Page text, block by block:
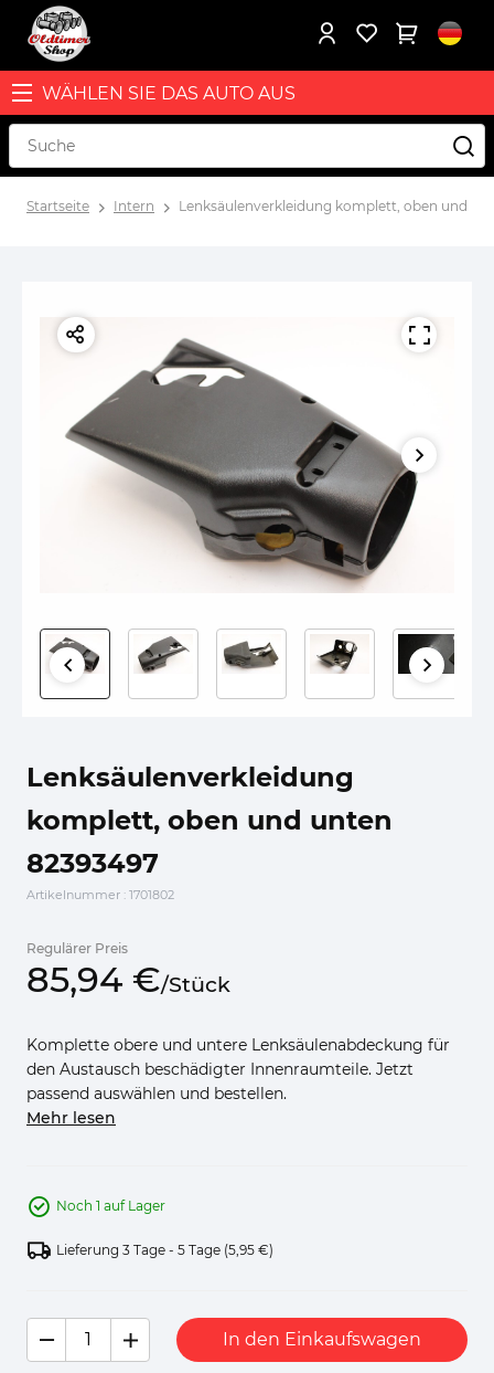
WÄHLEN SIE DAS AUTO AUS
Startseite Intern Lenksäulenverkleidung komplett, oben und
Lenksäulenverkleidung
komplett, oben und unten
82393497
Artikelnummer : 1701802
Regulärer Preis
85,94 €/Stück
Komplette obere und untere Lenksäulenabdeckung für
den Austausch beschädigter Innenraumteile. Jetzt
passend auswählen und bestellen.
Mehr lesen
Noch 1 auf Lager
Lieferung 3 Tage - 5 Tage (5,95 €)
In den Einkaufswagen